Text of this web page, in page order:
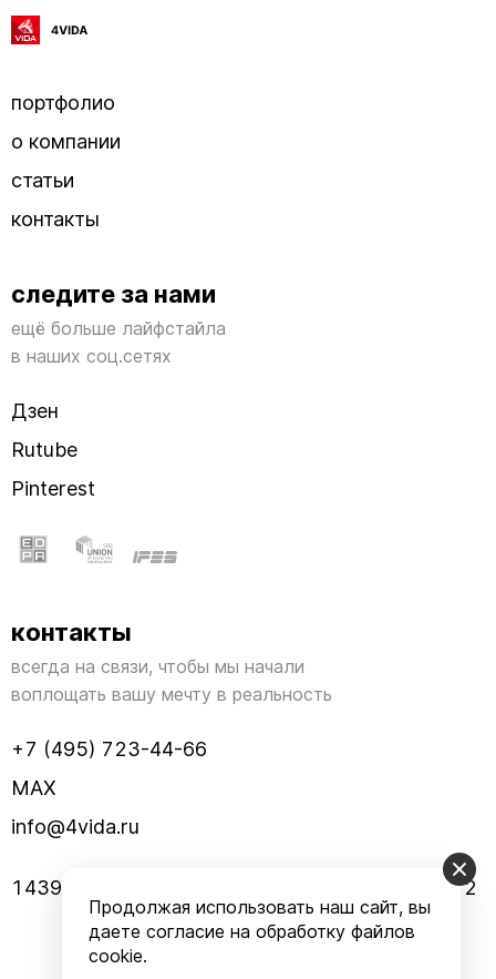
портфолио
о компании
статьи
контакты
следите за нами
ещё больше лайфстайла
в наших соц.сетях
Дзен
Rutube
Pinterest
контакты
всегда на связи, чтобы мы начали
воплощать вашу мечту в реальность
+7 (495) 723-44-66
MAX
info@4vida.ru
143960, МО, г. Реутов, улица Заводская, дом 2
Продолжая использовать наш сайт, вы
даете согласие на обработку файлов
cookie.